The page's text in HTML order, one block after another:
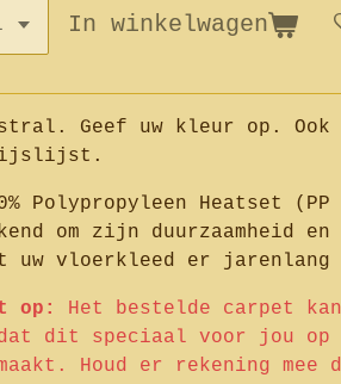
In winkelwagen
Geef uw kleur op.
Polypropyleen Heatset
om zijn duurzaamheid
uw vloerkleed er
op: Het bestelde carpet
dit speciaal voor jou op
Houd er rekening